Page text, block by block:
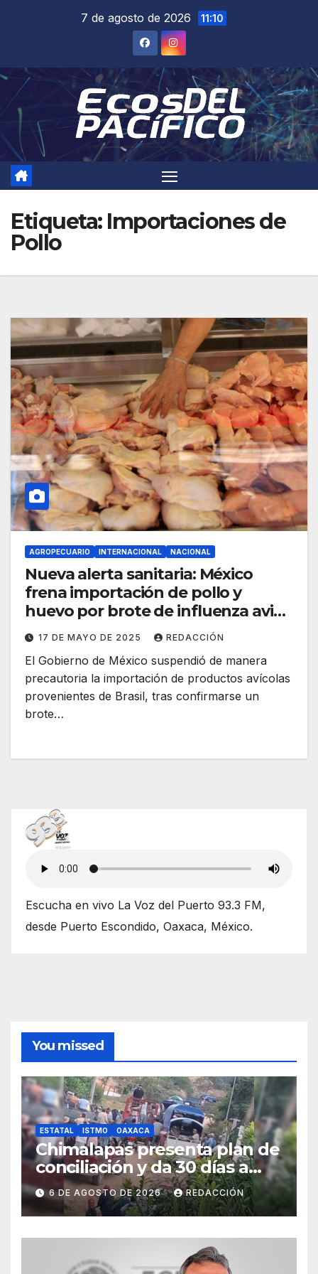
7 de agosto de 2026 11:10
Etiqueta: Importaciones de
Pollo
AGROPECUARIO INTERNACIONAL NACIONAL
Nueva alerta sanitaria: México
frena importación de pollo y
huevo por brote de influenza aviar
en Brasil
17 DE MAYO DE 2025 REDACCIÓN
El Gobierno de México suspendió de manera
precautoria la importación de productos avícolas
provenientes de Brasil, tras confirmarse un
brote…
Escucha en vivo La Voz del Puerto 93.3 FM,
desde Puerto Escondido, Oaxaca, México.
You missed
ESTATAL ISTMO OAXACA
Chimalapas presenta plan de
conciliación y da 30 días a
ejidos chiapanecos para
definir situación territorial
6 DE AGOSTO DE 2026 REDACCIÓN